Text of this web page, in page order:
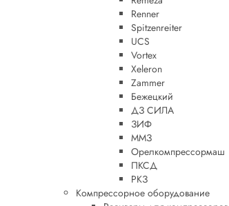
Renner
Spitzenreiter
UCS
Vortex
Xeleron
Zammer
Бежецкий
ДЗ СИЛА
ЗИФ
ММЗ
Орелкомпрессормаш
ПКСД
РКЗ
Компрессорное оборудование